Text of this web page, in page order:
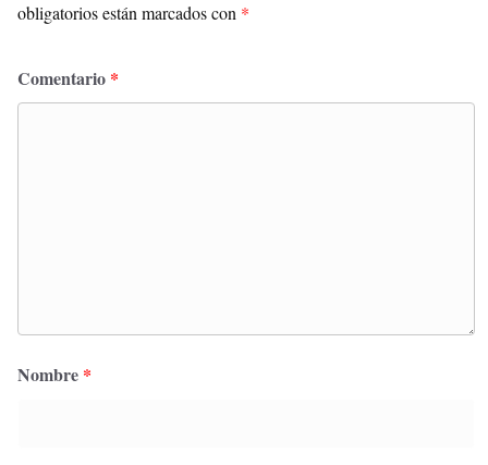
obligatorios están marcados con *
Comentario *
Nombre *